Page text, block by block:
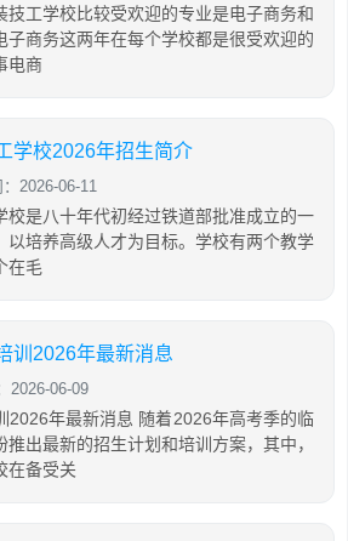
技工学校比较受欢迎的专业是电子商务和
子商务这两年在每个学校都是很受欢迎的
电商
学校2026年招生简介
2026-06-11
校是八十年代初经过铁道部批准成立的一
以培养高级人才为目标。学校有两个教学
在毛
训2026年最新消息
2026-06-09
2026年最新消息 随着2026年高考季的临
出最新的招生计划和培训方案，其中，
在备受关